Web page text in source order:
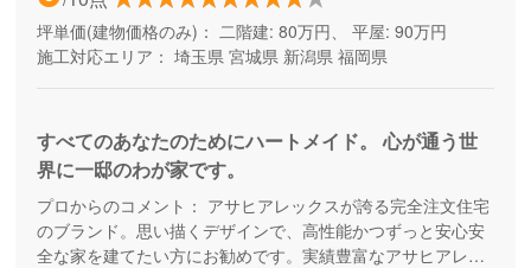
坪単価(建物価格のみ)： 二階建: 80万円、 平屋: 90万円
施工対応エリア： 埼玉県 宮城県 新潟県 福岡県
すべてのあなたのためにハートメイド。 心が通う世
界に一邸のわが家です。
プロからのコメント： アサヒアレックスが誇る完全注文住宅
のブランド。思い描くデザインで、高性能かつずっと安心安
全な家を建てたい方にお勧めです。実績豊富なアサヒアレッ